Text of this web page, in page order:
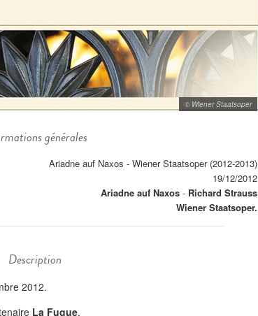
© Wiener Staatsoper
générales
Ariadne auf Naxos - Wiener Staatsoper (2012-2013)
19/12/2012
Ariadne auf Naxos - Richard Strauss
Wiener Staatsoper.
Description
2012.
La Fugue.